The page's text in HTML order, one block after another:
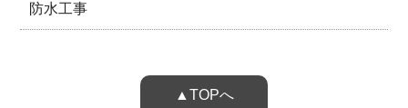
防水工事
▲TOPへ